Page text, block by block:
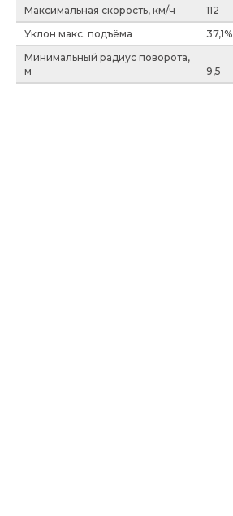
Максимальная скорость, км/ч
112
Уклон макс. подъёма
37,1%
Минимальный радиус поворота,
м
9,5